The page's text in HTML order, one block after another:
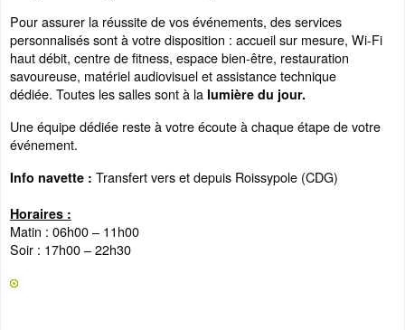
Pour assurer la réussite de vos événements, des services
personnalisés sont à votre disposition : accueil sur mesure, Wi-Fi
haut débit, centre de fitness, espace bien-être, restauration
savoureuse, matériel audiovisuel et assistance technique
dédiée. Toutes les salles sont à la lumière du jour.
Une équipe dédiée reste à votre écoute à chaque étape de votre
événement.
Info navette : Transfert vers et depuis Roissypole (CDG)
Horaires :
Matin : 06h00 – 11h00
Soir : 17h00 – 22h30